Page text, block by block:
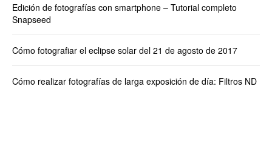
Edición de fotografías con smartphone – Tutorial completo
Snapseed
Cómo fotografiar el eclipse solar del 21 de agosto de 2017
Cómo realizar fotografías de larga exposición de día: Filtros ND